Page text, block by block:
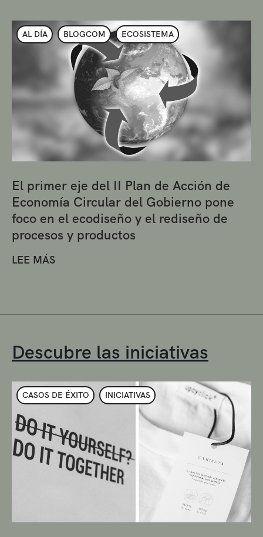
AL DÍA BLOGCOM ECOSISTEMA
El primer eje del II Plan de Acción de
Economía Circular del Gobierno pone
foco en el ecodiseño y el rediseño de
procesos y productos
LEE MÁS
Descubre las iniciativas
CASOS DE ÉXITO INICIATIVAS